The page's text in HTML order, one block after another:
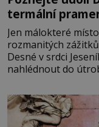
termální
Jen málokteré
rozmanitých
Desné v srdci
nahlédnout do
se na koloběžce a
Velkých Losinách